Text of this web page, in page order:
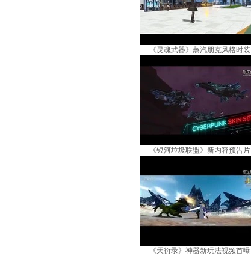
《灵魂武器》蒸汽朋克风格时装
《银河垃圾联盟》新内容预告片
《天衍录》神器新玩法视频首曝